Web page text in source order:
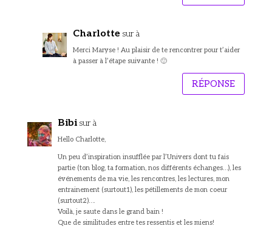
Charlotte sur à
Merci Maryse ! Au plaisir de te rencontrer pour t’aider
à passer à l’étape suivante ! 🙂
RÉPONSE
Bibi sur à
Hello Charlotte,
Un peu d’inspiration insufflée par l’Univers dont tu fais
partie (ton blog, ta formation, nos différents échanges…), les
événements de ma vie, les rencontres, les lectures, mon
entrainement (surtout1), les pétillements de mon coeur
(surtout2)….
Voilà, je saute dans le grand bain !
Que de similitudes entre tes ressentis et les miens!